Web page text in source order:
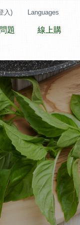
題 線上購
入) Languages